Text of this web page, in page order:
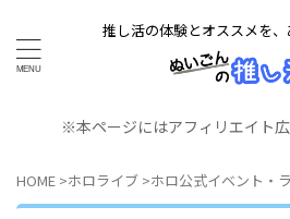
推し活の体験とオススメを
※本ページにはアフィリエイト
HOME >ホロライブ >ホロ公式イベント・